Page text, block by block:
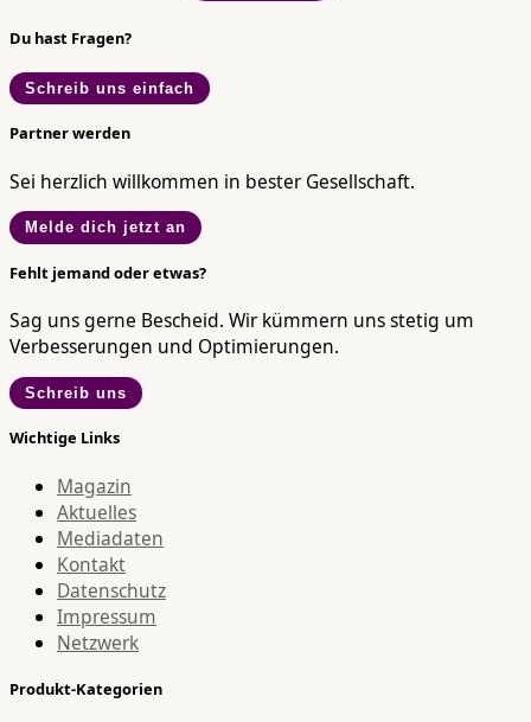
Du hast Fragen?
Schreib uns einfach
Partner werden
Sei herzlich willkommen in bester Gesellschaft.
Melde dich jetzt an
Fehlt jemand oder etwas?
Sag uns gerne Bescheid. Wir kümmern uns stetig um
Verbesserungen und Optimierungen.
Schreib uns
Wichtige Links
Magazin
Aktuelles
Mediadaten
Kontakt
Datenschutz
Impressum
Netzwerk
Produkt-Kategorien